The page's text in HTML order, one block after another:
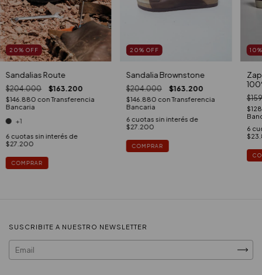
20% OFF
Sandalias Route
$204.000 $163.200
$146.880 con Transferencia
Bancaria
+1
6 cuotas sin interés de
$27.200
COMPRAR
20% OFF
Sandalia Brownstone
$204.000 $163.200
$146.880 con Transferencia
Bancaria
6 cuotas sin interés de
$27.200
COMPRAR
10
6
SUSCRIBITE A NUESTRO NEWSLETTER